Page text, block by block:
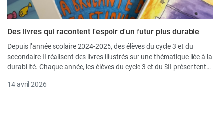
Des livres qui racontent l'espoir d'un futur plus durable
Depuis l’année scolaire 2024-2025, des élèves du cycle 3 et du
secondaire II réalisent des livres illustrés sur une thématique liée à la
durabilité. Chaque année, les élèves du cycle 3 et du SII présentent
14 avril 2026